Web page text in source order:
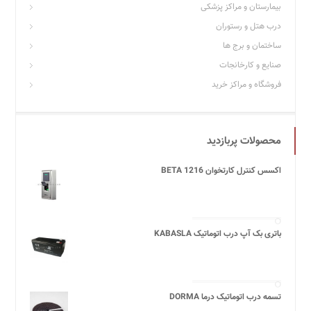
بیمارستان و مراکز پزشکی
درب هتل و رستوران
ساختمان و برج ها
صنایع و کارخانجات
فروشگاه و مراکز خرید
محصولات پربازدید
اکسس کنترل کارتخوان BETA 1216
باتری بک آپ درب اتوماتیک KABASLA
تسمه درب اتوماتیک درما DORMA